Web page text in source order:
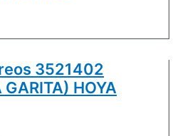
3521402
GARITA) HOYA